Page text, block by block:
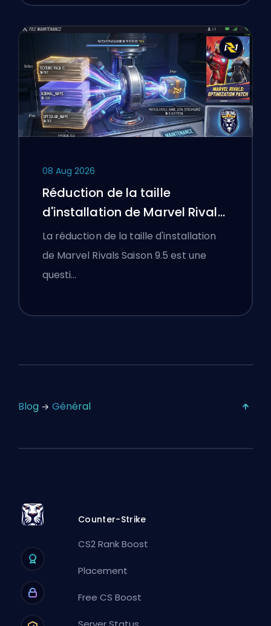
08 Aug 2026
Réduction de la taille
d'installation de Marvel Rivals
Saison 9.5 expliquée
La réduction de la taille d'installation
de Marvel Rivals Saison 9.5 est une
questi…
Blog Général
Counter-Strike
CS2 Rank Boost
Placement
Free CS Boost